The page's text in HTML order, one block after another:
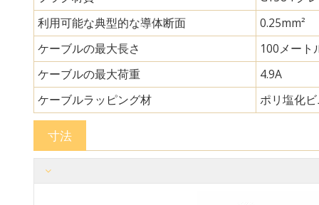
利用可能な典型的な導体断面
0.25mm²
ケーブルの最大長さ
100メート
ケーブルの最大荷重
4.9A
ケーブルラッピング材
ポリ塩化
寸法